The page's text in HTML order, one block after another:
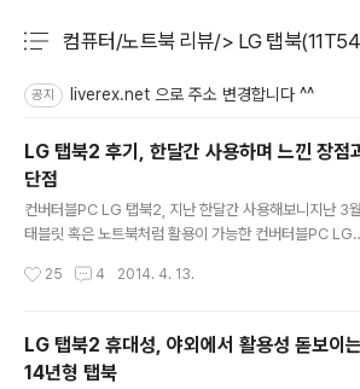
컴퓨터/노트북 리뷰/> LG 탭북
공지 liverex.net 으로 주소 변경합니다 ^^
LG 탭북2 후기, 한달간 사용하며 느낀 장점
단점
컨버터블PC LG 탭북2, 지난 한달간 사용해보니지난 3월
태블릿 혹은 노트북처럼 활용이 가능한 컨버터블PC LG
사용후기를 소개해 드렸는데요. 이번에는 지난 1달 남짓한
다. 혹시 LG 14년형 탭북(탭북2)에 대한 다른 후기가 궁금
하신 분들은 아래 링크를 살펴보시면 도움이 될 듯 하네요.
참고 - LG 14년형 탭북(탭북2) 성능과 활용성 상세후기 -
25 4 2014. 4. 13.
LG 탭북2 휴대성, 야외에서 활용성 돋보이는
14년형 탭북